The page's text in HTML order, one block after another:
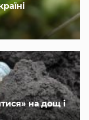
на дощ і